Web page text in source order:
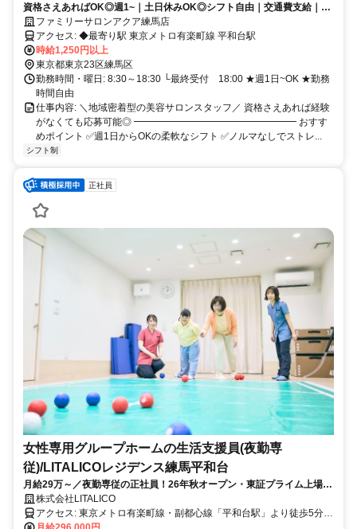
資格さえあればOK◎週1~｜土日休みOK◎シフト自由｜交通費支給｜子
育て中の方多数活躍中
ファミリーサロンアクア練馬店
アクセス: ◆最寄り駅 東京メトロ有楽町線 平和台駅
時給1,250円以上
東京都東京23区練馬区
勤務時間・曜日: 8:30～18:30 └最終受付 18:00 ★週1日~OK ★勤務
時間自由
仕事内容: ＼地域密着型の美容サロンスタッフ／ 資格さえあれば経験
がなくても応募可能◎ ━━━━━━━━━━━━━━━━━ おすす
めポイント ✅​週1日からOKの柔軟なシフト ✅ノルマなしでストレ...
シフト制
正社員
女性専用グループホームの生活支援員(夜勤専
従)/LITALICOレジデンス練馬平和台
月給29万～／夜勤専従の正社員！26年秋オープン・東証プライム上場の
新築戸建ての施設です◎
株式会社LITALICO
アクセス: 東京メトロ有楽町線・副都心線「平和台駅」より徒歩5分